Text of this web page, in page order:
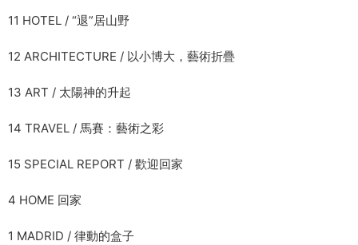
11 HOTEL / “退”居山野
12 ARCHITECTURE / 以小博大，藝術折疊
13 ART / 太陽神的升起
14 TRAVEL / 馬賽：藝術之彩
15 SPECIAL REPORT / 歡迎回家
4 HOME 回家
1 MADRID / 律動的盒子